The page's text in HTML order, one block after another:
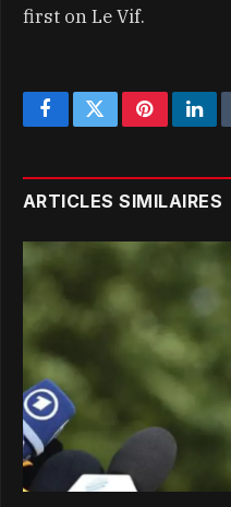
first on Le Vif.
FacebookTwitterPinterest
ARTICLES SIMILAIRES